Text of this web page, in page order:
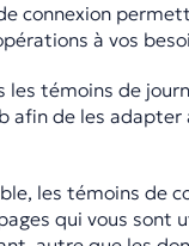
connexion
à vos
les témoins de
afin de les adapter
les témoins de
qui vous sont